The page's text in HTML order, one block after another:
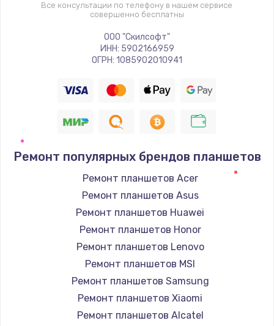
Все консультации по телефону в нашем сервисе
совершенно бесплатны
ООО "Скилсофт"
ИНН: 5902166959
ОГРН: 1085902010941
Ремонт популярных брендов планшетов
Ремонт планшетов Acer
Ремонт планшетов Asus
Ремонт планшетов Huawei
Ремонт планшетов Honor
Ремонт планшетов Lenovo
Ремонт планшетов MSI
Ремонт планшетов Samsung
Ремонт планшетов Xiaomi
Ремонт планшетов Alcatel